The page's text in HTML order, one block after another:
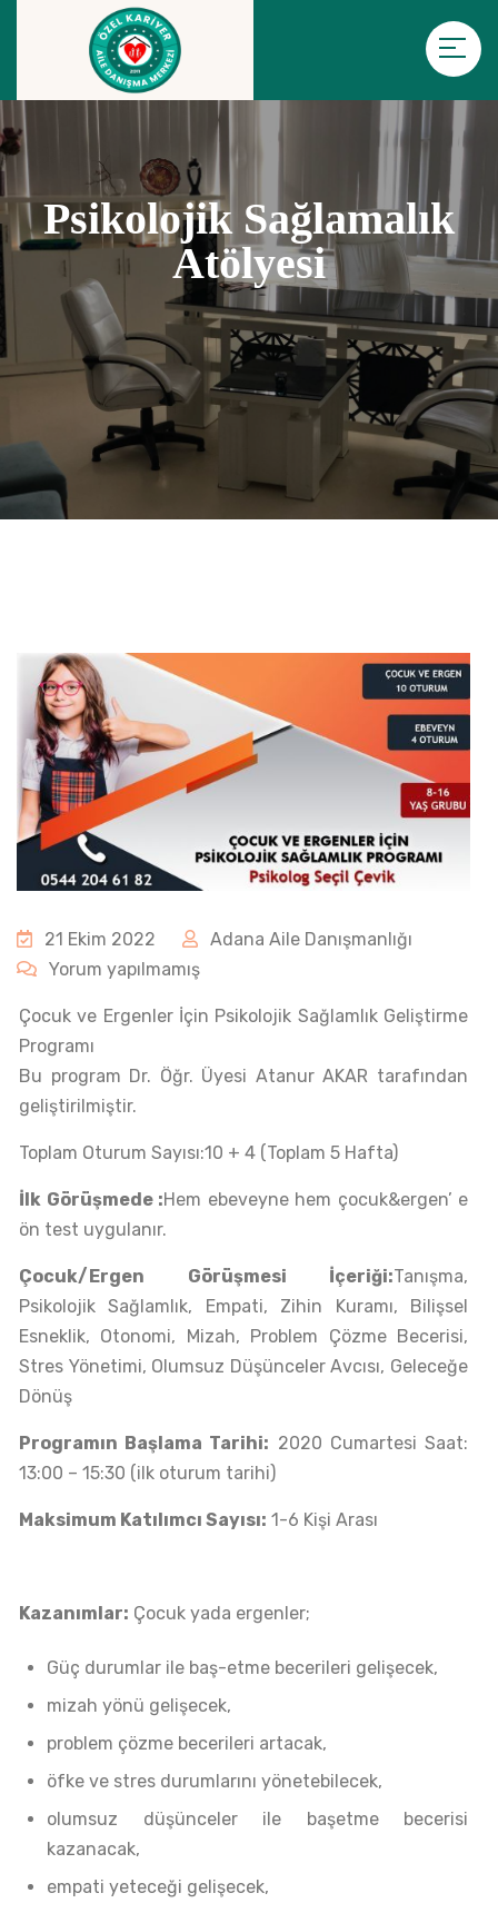
Psikolojik Sağlamalık
Atölyesi
21 Ekim 2022
Adana Aile Danışmanlığı
Yorum yapılmamış
Çocuk ve Ergenler İçin Psikolojik Sağlamlık Geliştirme
Programı
Bu program Dr. Öğr. Üyesi Atanur AKAR tarafından
geliştirilmiştir.
Toplam Oturum Sayısı:10 + 4 (Toplam 5 Hafta)
İlk Görüşmede :Hem ebeveyne hem çocuk&ergen’ e
ön test uygulanır.
Çocuk/Ergen Görüşmesi İçeriği:Tanışma,
Psikolojik Sağlamlık, Empati, Zihin Kuramı, Bilişsel
Esneklik, Otonomi, Mizah, Problem Çözme Becerisi,
Stres Yönetimi, Olumsuz Düşünceler Avcısı, Geleceğe
Dönüş
Programın Başlama Tarihi: 2020 Cumartesi Saat:
13:00 – 15:30 (ilk oturum tarihi)
Maksimum Katılımcı Sayısı: 1-6 Kişi Arası
Kazanımlar: Çocuk yada ergenler;
Güç durumlar ile baş-etme becerileri gelişecek,
mizah yönü gelişecek,
problem çözme becerileri artacak,
öfke ve stres durumlarını yönetebilecek,
olumsuz düşünceler ile başetme becerisi
kazanacak,
empati yeteceği gelişecek,